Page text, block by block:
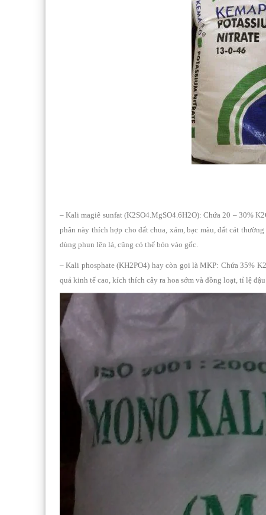
– Kali magiê sunfat (K2SO4.MgSO4.6H2O): Chứa 20 – 30%
phân này thích hợp cho đất chua, xám, bạc màu, đất cát
dùng phun lên lá, cũng có thể bón vào gốc.
– Kali phosphate (KH2PO4) hay còn gọi là MKP: Chứa 35%
quả kinh tế cao, kích thích cây ra hoa sớm và đồng loạt, tỉ lệ